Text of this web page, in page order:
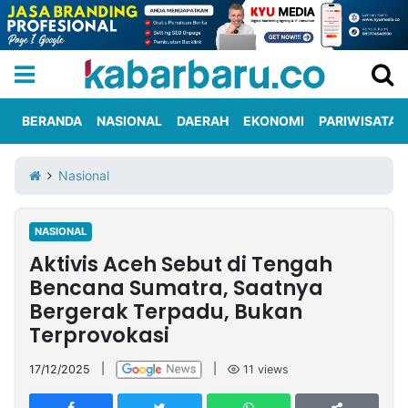
Iklan
Berita
Kami
Nasional
International
Olahraga
Entertainment
Daerah
Pariwisata
Kuliner
Kolom
Network
PT
TREETAN
BERANDA NASIONAL DAERAH EKONOMI PARIWISATA
Nasional
NASIONAL
Aktivis Aceh Sebut di Tengah
Bencana Sumatra, Saatnya
Bergerak Terpadu, Bukan
Terprovokasi
17/12/2025 11 views